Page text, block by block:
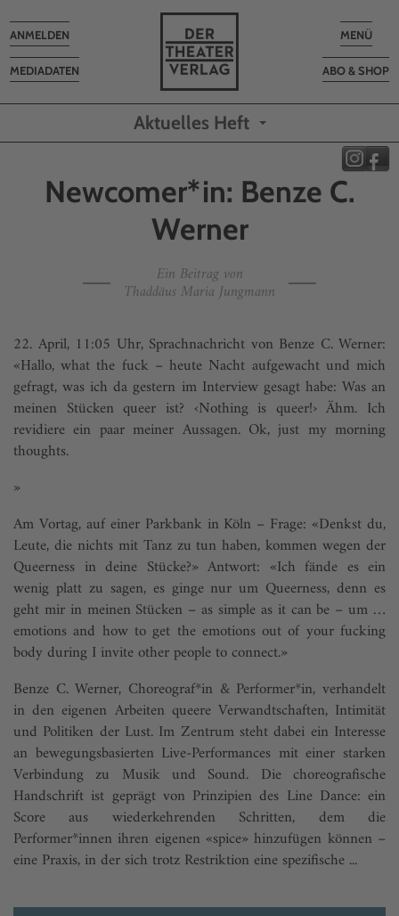
Toggle
MENÜ
ABO & SHOP
MEDIADATEN
Toggle
navigation
ANMELDEN
Aktuelles Heft
Newcomer*in: Benze C.
Werner
Ein Beitrag von
Thaddäus Maria Jungmann
22. April, 11:05 Uhr, Sprachnachricht von Benze C. Werner:
«Hallo, what the fuck – heute Nacht aufgewacht und mich
gefragt, was ich da gestern im Interview gesagt habe: Was an
meinen Stücken queer ist? ‹Nothing is queer!› Ähm. Ich
revidiere ein paar meiner Aussagen. Ok, just my morning
thoughts.
»
Am Vortag, auf einer Parkbank in Köln – Frage: «Denkst du,
Leute, die nichts mit Tanz zu tun haben, kommen wegen der
Queerness in deine Stücke?» Antwort: «Ich fände es ein
wenig platt zu sagen, es ginge nur um Queerness, denn es
geht mir in meinen Stücken – as simple as it can be – um …
emotions and how to get the emotions out of your fucking
body during I invite other people to connect.»
Benze C. Werner, Choreograf*in & Performer*in, verhandelt
in den eigenen Arbeiten queere Verwandtschaften, Intimität
und Politiken der Lust. Im Zentrum steht dabei ein Interesse
an bewegungsbasierten Live-Performances mit einer starken
Verbindung zu Musik und Sound. Die choreografische
Handschrift ist geprägt von Prinzipien des Line Dance: ein
Score aus wiederkehrenden Schritten, dem die
Performer*innen ihren eigenen «spice» hinzufügen können –
eine Praxis, in der sich trotz Restriktion eine spezifische ...